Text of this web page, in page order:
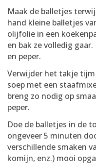
Maak de balletjes
hand kleine balletjes
olijfolie in een
en bak ze volledig
en peper.
Verwijder het takje tijm
soep met een
breng zo nodig op
peper.
Doe de balletjes in de
ongeveer 5 minuten
verschillende smaken
komijn, enz.) mooi